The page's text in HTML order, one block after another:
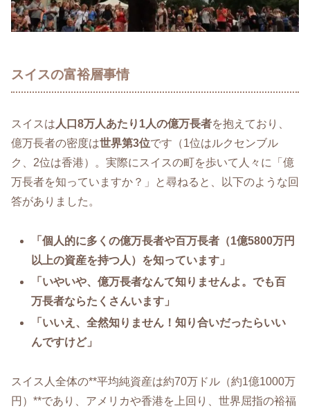
スイスの富裕層事情
スイスは 人口8万人あたり1人の億万長者を抱えており、
億万長者の密度は世界第3位です（1位はルクセンブル
ク、2位は香港）。実際にスイスの町を歩いて人々に「億
万長者を知っていますか？」と尋ねると、以下のような回
答がありました。
「個人的に多くの億万長者や百万長者（1億5800万円
以上の資産を持つ人）を知っています」
「いやいや、億万長者なんて知りませんよ。でも百
万長者ならたくさんいます」
「いいえ、全然知りません！知り合いだったらいい
んですけど」
スイス人全体の**平均純資産は約70万ドル（約1億1000万
円）**であり、アメリカや香港を上回り、世界屈指の裕福